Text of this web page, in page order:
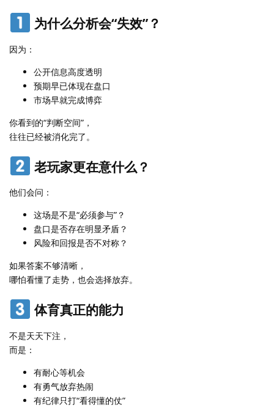
为什么分析会“失效”？
因为：
公开信息高度透明
预期早已体现在盘口
市场早就完成博弈
你看到的“判断空间”，
往往已经被消化完了。
老玩家更在意什么？
他们会问：
这场是不是“必须参与”？
盘口是否存在明显矛盾？
风险和回报是否不对称？
如果答案不够清晰，
哪怕看懂了走势，也会选择放弃。
体育真正的能力
不是天天下注，
而是：
有耐心等机会
有勇气放弃热闹
有纪律只打“看得懂的仗”